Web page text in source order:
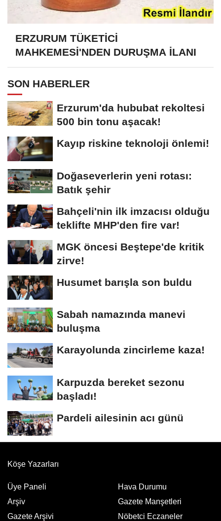
ERZURUM TÜKETİCİ
MAHKEMESİ'NDEN DURUŞMA İLANI
SON HABERLER
Erzurum'da hububat rekoltesi
500 bin tonu aşacak!
Kayıp riskine teknoloji önlemi!
Doğaseverlerin yeni rotası:
Batık şehir
Bahçeli'nin ilk imzacısı olduğu
teklifte MHP'den fire var!
MGK öncesi Beştepe'de kritik
zirve!
Husumet barışla son buldu
Sabah namazında manevi
buluşma
Karayolunda zincirleme kaza!
Karpuzda bereket sezonu
başladı!
Pardeli ailesinin acı günü
Köşe Yazarları
Üye Paneli
Arşiv
Gazete Arşivi
Hava Durumu
Gazete Manşetleri
Nöbetci Eczaneler